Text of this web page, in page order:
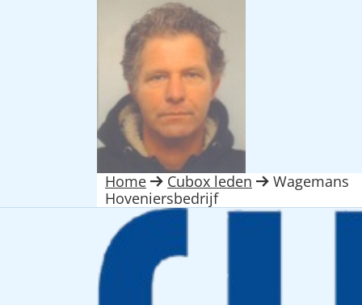
Home Cubox leden
Wagemans
Hoveniersbedrijf